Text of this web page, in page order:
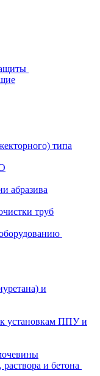
типа
абразива
труб
и
установкам ППУ и
и бетона